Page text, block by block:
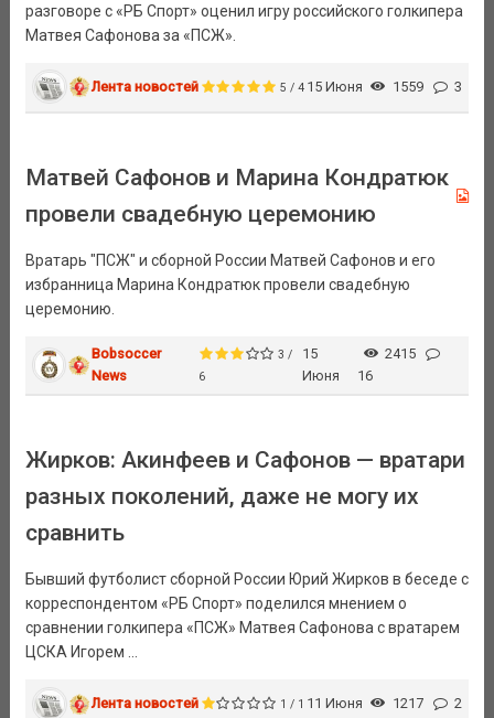
разговоре с «РБ Спорт» оценил игру российского голкипера
Матвея Сафонова за «ПСЖ».
Лента новостей 5 / 4 15 Июня 1559 3
Матвей Сафонов и Марина Кондратюк
провели свадебную церемонию
Вратарь "ПСЖ" и сборной России Матвей Сафонов и его
избранница Марина Кондратюк провели свадебную
церемонию.
Bobsoccer
News
3 /
6
15
Июня
2415
16
Жирков: Акинфеев и Сафонов — вратари
разных поколений, даже не могу их
сравнить
Бывший футболист сборной России Юрий Жирков в беседе с
корреспондентом «РБ Спорт» поделился мнением о
сравнении голкипера «ПСЖ» Матвея Сафонова с вратарем
ЦСКА Игорем ...
Лента новостей 1 / 1 11 Июня 1217 2